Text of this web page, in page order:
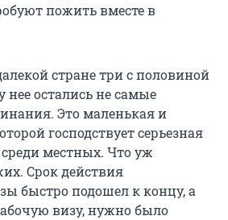
пожить вместе в
стране три с половиной
нее остались не самые
Это маленькая и
господствует серьезная
местных. Что уж
Срок действия
быстро подошел к концу, а
визу, нужно было